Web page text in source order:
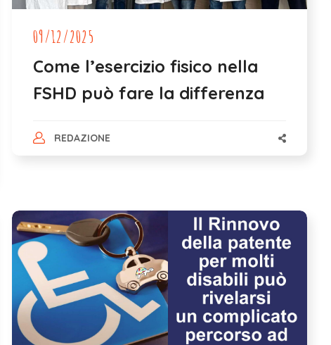
09/12/2025
Come l’esercizio fisico nella
FSHD può fare la differenza
REDAZIONE